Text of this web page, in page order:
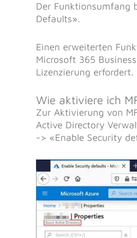
Der Funktionsumfang
Defaults».
Einen erweiterten
Microsoft 365
Lizenzierung erfordert.
Wie aktiviere ich
Zur Aktivierung von
Active Directory
-> «Enable Security